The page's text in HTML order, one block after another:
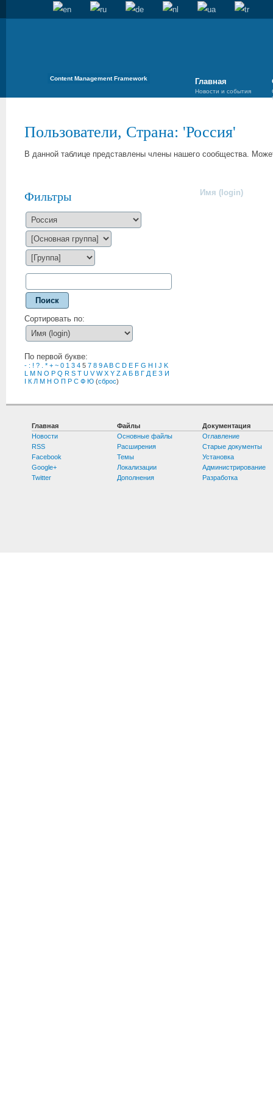
Content Management Framework Главная
Новости и события
Пользователи, Страна: 'Россия'
В данной таблице представлены члены нашего сообщества.
Фильтры
Поиск
Сортировать по:
По первой букве:
- : ! ? * + ~ 0 1 3 4 5 7 8 9A B C D E F G H J K
M N O P Q R S T U V W X Y Z А Б В Г Д Е З И
К Л М Н О П Р С Ф Ю (сброс)
Имя (login)
Главная
Новости
RSS
Facebook
Google+
Twitter
Файлы
Основные файлы
Расширения
Темы
Локализации
Дополнения
Документация
Оглавление
Старые документы
Установка
Администрирование
Разработка